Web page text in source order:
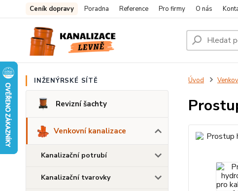
Ceník dopravy Poradna Reference Pro firmy O nás
INŽENÝRSKÉ SÍTĚ
Revizní šachty
Venkovní kanalizace
Kanalizační potrubí
Kanalizační tvarovky
Úvod